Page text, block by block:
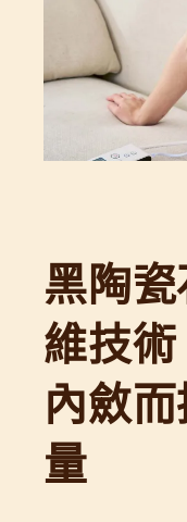
黑陶
維技術
內斂
量